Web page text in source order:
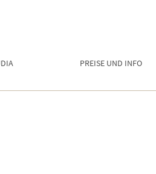
PREISE UND INFO